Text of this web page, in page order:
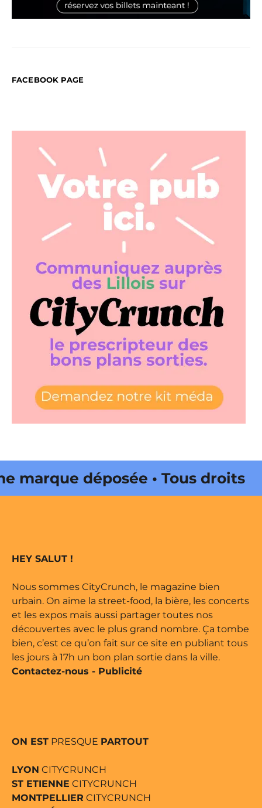
FACEBOOK PAGE
déposée • Tous droits
par Buena Onda Web •
HEY SALUT !
Nous sommes CityCrunch, le magazine bien
urbain. On aime la street-food, la bière, les concerts
et les expos mais aussi partager toutes nos
découvertes avec le plus grand nombre. Ça tombe
bien, c’est ce qu’on fait sur ce site en publiant tous
les jours à 17h un bon plan sortie dans la ville.
Contactez-nous - Publicité
ON EST PRESQUE PARTOUT
LYON CITYCRUNCH
ST ETIENNE CITYCRUNCH
MONTPELLIER CITYCRUNCH